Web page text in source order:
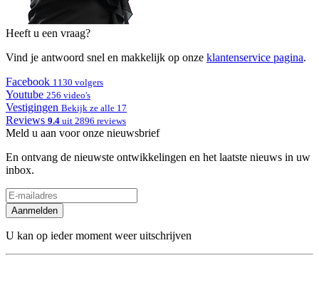
Heeft u een vraag?
Vind je antwoord snel en makkelijk op onze klantenservice pagina.
Facebook 1130 volgers
Youtube 256 video's
Vestigingen Bekijk ze alle 17
Reviews 9.4 uit 2896 reviews
Meld u aan voor onze nieuwsbrief
En ontvang de nieuwste ontwikkelingen en het laatste nieuws in uw
inbox.
Aanmelden
U kan op ieder moment weer uitschrijven